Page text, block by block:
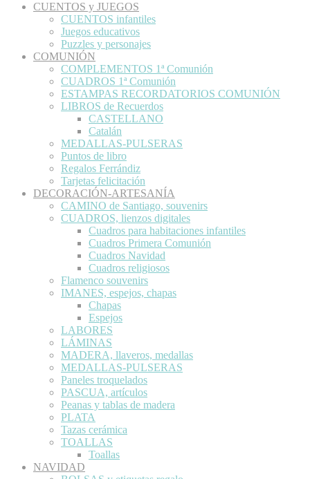
CUENTOS y JUEGOS
CUENTOS infantiles
Juegos educativos
Puzzles y personajes
COMUNIÓN
COMPLEMENTOS 1ª Comunión
CUADROS 1ª Comunión
ESTAMPAS RECORDATORIOS COMUNIÓN
LIBROS de Recuerdos
CASTELLANO
Catalán
MEDALLAS-PULSERAS
Puntos de libro
Regalos Ferrándiz
Tarjetas felicitación
DECORACIÓN-ARTESANÍA
CAMINO de Santiago, souvenirs
CUADROS, lienzos digitales
Cuadros para habitaciones infantiles
Cuadros Primera Comunión
Cuadros Navidad
Cuadros religiosos
Flamenco souvenirs
IMANES, espejos, chapas
Chapas
Espejos
LABORES
LÁMINAS
MADERA, llaveros, medallas
MEDALLAS-PULSERAS
Paneles troquelados
PASCUA, artículos
Peanas y tablas de madera
PLATA
Tazas cerámica
TOALLAS
Toallas
NAVIDAD